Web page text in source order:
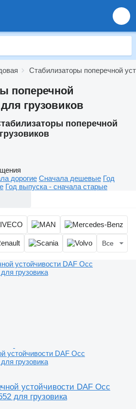
Стабилизаторы поперечной
поперечной
грузовиков
поперечной
дорогие Сначала дешевые Год
Год выпуска - сначала старые
Все
устойчивости DAF Occ
грузовика
устойчивости DAF Occ
для грузовика